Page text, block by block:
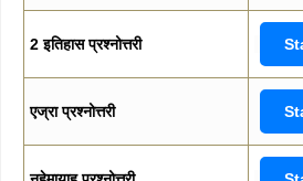
2 इतिहास प्रश्नोत्तरी
एज्रा प्रश्नोत्तरी